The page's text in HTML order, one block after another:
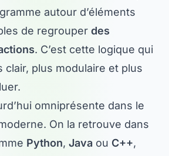
autour d’éléments
de regrouper des
. C’est cette logique qui
clair, plus modulaire et plus
omniprésente dans le
On la retrouve dans
Python, Java ou C++,